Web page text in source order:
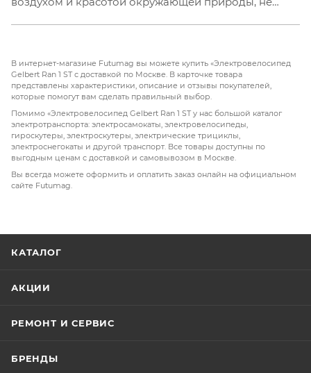
В интернет-магазине Futumag вы можете купить «Электровелосипед
Gelbert Ran 1 ST с доставкой по Москве. В карточке товара
представлены характеристики, описание и отзывы покупателей,
которые помогут вам сделать правильный выбор.
Помимо «Электровелосипед Gelbert Ran 1 ST у нас большой каталог
электротранспорта: электросамокаты, электровелосипеды,
гироскутеры, электроскутеры, электрические трициклы,
электроснегокаты и другой транспорт. Все товары доступны по
выгодным ценам с доставкой и самовывозом в Москве.
Вы всегда можете оформить и оплатить заказ онлайн на официальном
сайте Futumag.
КАТАЛОГ
АКЦИИ
РЕМОНТ И СЕРВИС
БРЕНДЫ